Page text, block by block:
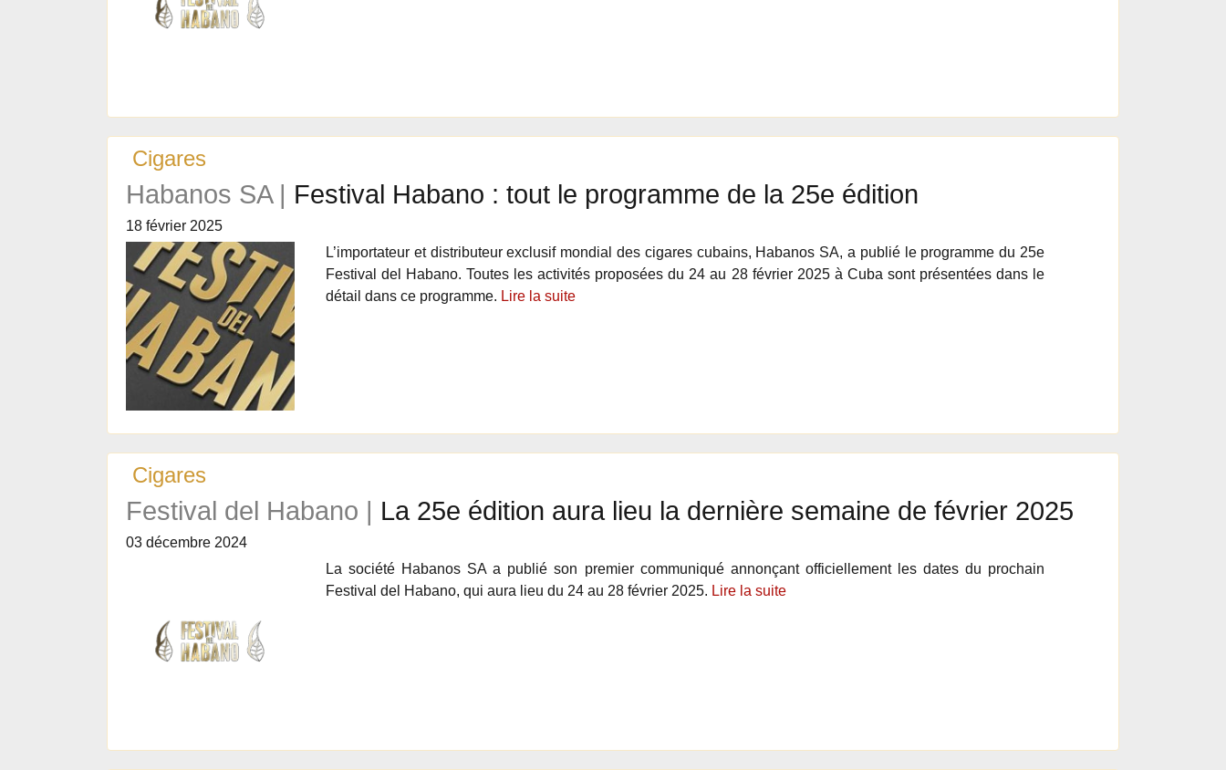
Cigares
Habanos SA | Festival Habano : tout le programme de la 25e édition
18 février 2025
L’importateur et distributeur exclusif mondial des cigares cubains, Habanos SA, a publié le programme du 25e
Festival del Habano. Toutes les activités proposées du 24 au 28 février 2025 à Cuba sont présentées dans le
détail dans ce programme. Lire la suite
Cigares
Festival del Habano | La 25e édition aura lieu la dernière semaine de février 2025
03 décembre 2024
La société Habanos SA a publié son premier communiqué annonçant officiellement les dates du prochain
Festival del Habano, qui aura lieu du 24 au 28 février 2025. Lire la suite